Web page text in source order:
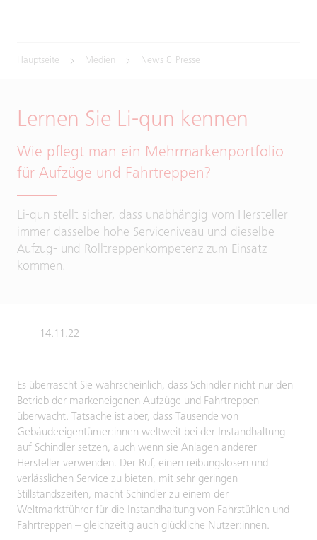
Hauptseite Medien News & Presse
Lernen Sie Li-qun kennen
Wie pflegt man ein Mehrmarkenportfolio
für Aufzüge und Fahrtreppen?
Li-qun stellt sicher, dass unabhängig vom Hersteller
immer dasselbe hohe Serviceniveau und dieselbe
Aufzug- und Rolltreppenkompetenz zum Einsatz
kommen.
14.11.22
Es überrascht Sie wahrscheinlich, dass Schindler nicht nur den
Betrieb der markeneigenen Aufzüge und Fahrtreppen
überwacht. Tatsache ist aber, dass Tausende von
Gebäudeeigentümer:innen weltweit bei der Instandhaltung
auf Schindler setzen, auch wenn sie Anlagen anderer
Hersteller verwenden. Der Ruf, einen reibungslosen und
verlässlichen Service zu bieten, mit sehr geringen
Stillstandszeiten, macht Schindler zu einem der
Weltmarktführer für die Instandhaltung von Fahrstühlen und
Fahrtreppen – gleichzeitig auch glückliche Nutzer:innen.